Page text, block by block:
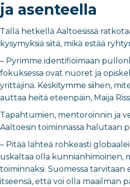
ja asenteella
Tällä hetkellä Aaltoesissä
kysymyksiä siitä, mikä estää
– Pyrimme identifioimaan
fokuksessa ovat nuoret ja
yrittäjinä. Keskitymme siihen,
auttaa heitä eteenpäin, Maija
Tapahtumien, mentoroinnin ja
Aaltoesin toiminnassa halutaan
– Pitää lähteä rohkeasti
uskaltaa olla kunnianhimoinen,
toiminnaksi. Suomessa tarvitaan
itseensä, että voi olla maailman